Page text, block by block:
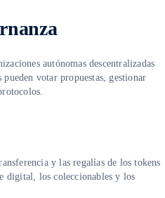
autónomas descentralizadas
votar propuestas, gestionar
y las regalías de los tokens
digital, los coleccionables y los